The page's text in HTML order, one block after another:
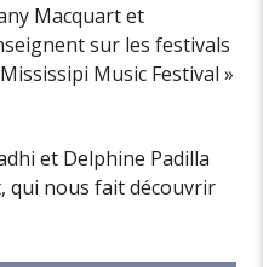
Macquart et
sur les festivals
Music Festival »
et Delphine Padilla
qui nous fait découvrir